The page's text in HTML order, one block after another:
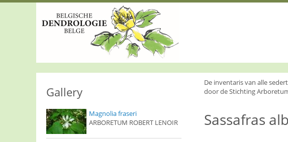
De inventaris van alle
door de Stichting
Sassafras
Gallery
Magnolia fraseri
ARBORETUM ROBERT LENOIR